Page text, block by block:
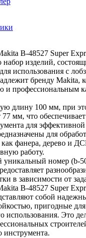
B-48527 Super
набор изделий,
использования с
бренду Makita,
и профессиональным
длину 100 мм, при
77 мм, что
для эффективной
для
как фанера, дерево и
работу.
уникальный номер (b-
в зависимости от
B-48527 Super
собой
пригодные для
использования. Это
инструмента.